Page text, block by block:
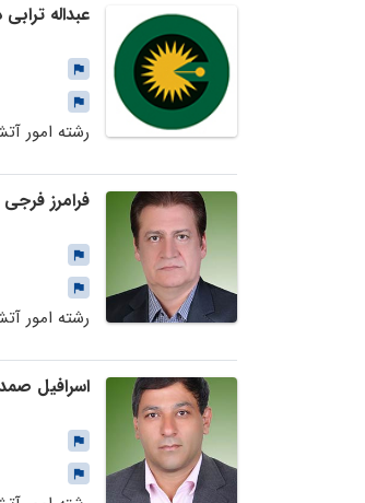
عبداله
فرامرز فرجی
اسرافیل